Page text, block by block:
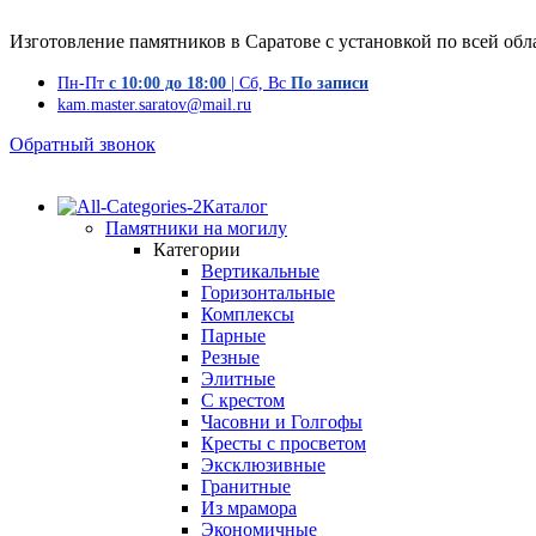
Изготовление памятников в Саратове с установкой по всей
Пн-Пт с 10:00 до 18:00 | Сб, Вс По записи
kam.master.saratov@mail.ru
Обратный звонок
Каталог
Памятники на могилу
Категории
Вертикальные
Горизонтальные
Комплексы
Парные
Резные
Элитные
С крестом
Часовни и Голгофы
Кресты с просветом
Эксклюзивные
Гранитные
Из мрамора
Экономичные